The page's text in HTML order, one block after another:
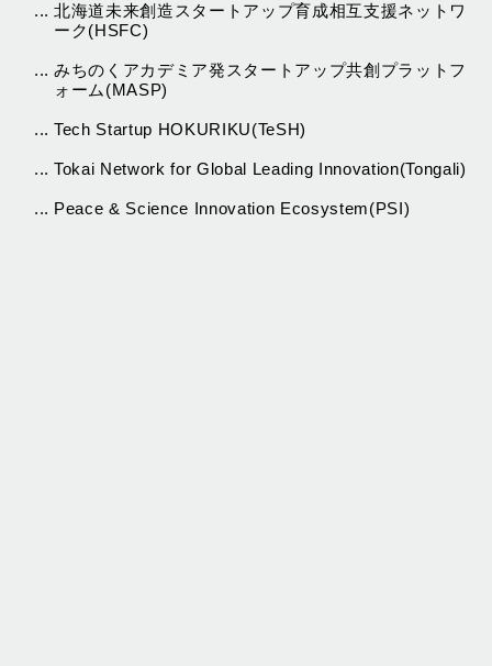
... 北海道未来創造スタートアップ育成相互支援ネットワ
ーク(HSFC)
... みちのくアカデミア発スタートアップ共創プラットフ
ォーム(MASP)
... Tech Startup HOKURIKU(TeSH)
... Tokai Network for Global Leading Innovation(Tongali)
... Peace & Science Innovation Ecosystem(PSI)